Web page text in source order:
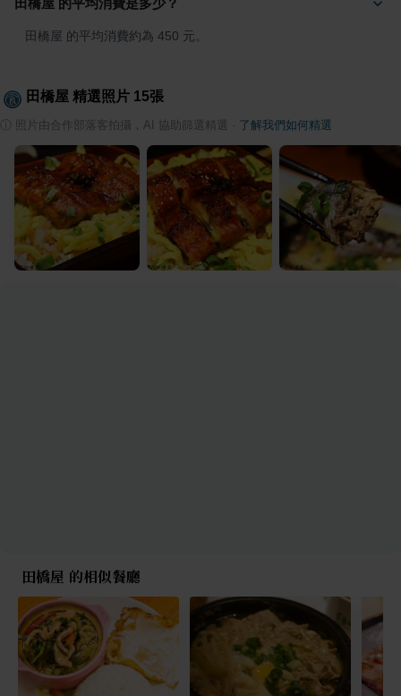
田橋屋 的平均消費是多少？
田橋屋 的平均消費約為 450 元。
田橋屋 精選照片 15張
照片由合作部落客拍攝，AI 協助篩選精選 了解我們如何精選
田橋屋 的相似餐廳